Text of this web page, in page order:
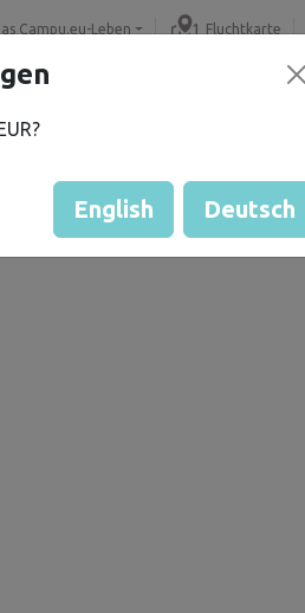
Campu.eu-Leben Fluchtkarte
durch
der Grundstücke
English Deutsch